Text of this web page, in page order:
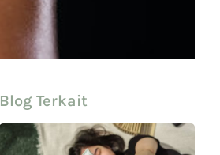
Blog Terkait